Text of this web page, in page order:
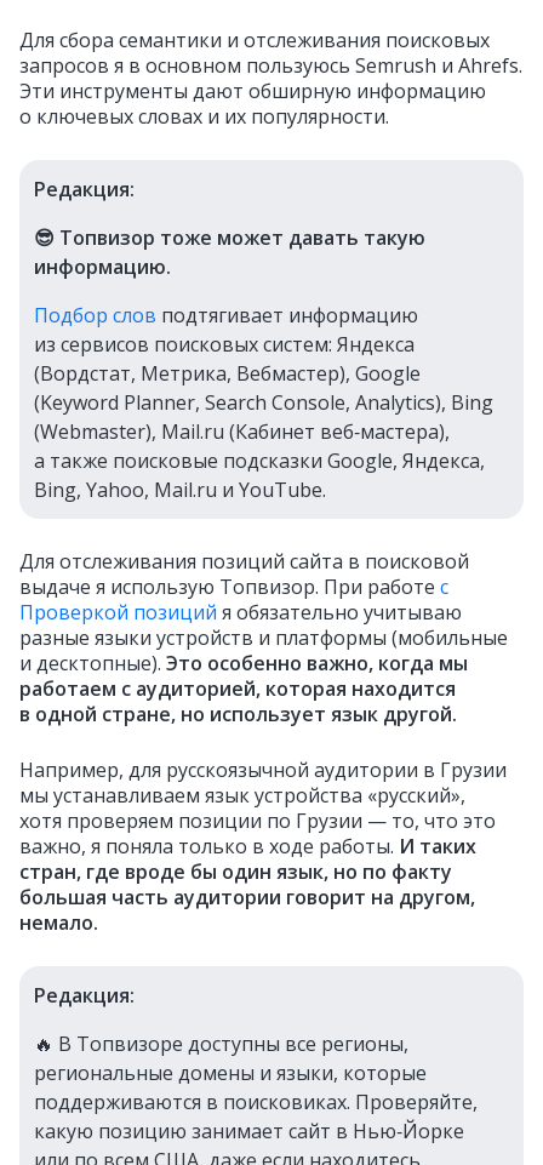
Для сбора семантики и отслеживания поисковых
запросов я в основном пользуюсь Semrush и Ahrefs.
Эти инструменты дают обширную информацию
о ключевых словах и их популярности.
Редакция:
😎 Топвизор тоже может давать такую
информацию.
Подбор слов подтягивает информацию
из сервисов поисковых систем: Яндекса
(Вордстат, Метрика, Вебмастер), Google
(Keyword Planner, Search Console, Analytics), Bing
(Webmaster), Mail.ru (Кабинет веб‑мастера),
а также поисковые подсказки Google, Яндекса,
Bing, Yahoo, Mail.ru и YouTube.
Для отслеживания позиций сайта в поисковой
выдаче я использую Топвизор. При работе с
Проверкой позиций я обязательно учитываю
разные языки устройств и платформы (мобильные
и десктопные). Это особенно важно, когда мы
работаем с аудиторией, которая находится
в одной стране, но использует язык другой.
Например, для русскоязычной аудитории в Грузии
мы устанавливаем язык устройства «русский»,
хотя проверяем позиции по Грузии — то, что это
важно, я поняла только в ходе работы. И таких
стран, где вроде бы один язык, но по факту
большая часть аудитории говорит на другом,
немало.
Редакция:
🔥 В Топвизоре доступны все регионы,
региональные домены и языки, которые
поддерживаются в поисковиках. Проверяйте,
какую позицию занимает сайт в Нью‑Йорке